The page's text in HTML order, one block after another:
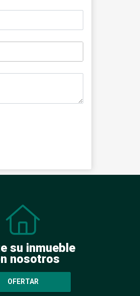
su inmueble
nosotros
OFERTAR